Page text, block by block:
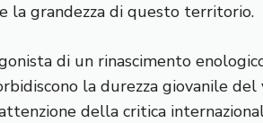
la grandezza di questo territorio.
di un rinascimento
la durezza giovanile
della critica